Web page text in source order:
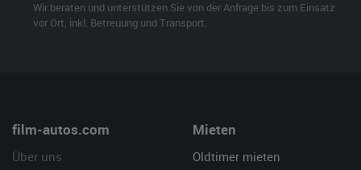
Wir beraten und unterstützen Sie von der Anfrage bis zum Einsatz
vor Ort, inkl. Betreuung und Transport.
film-autos.com
Über uns
Mieten
Oldtimer mieten